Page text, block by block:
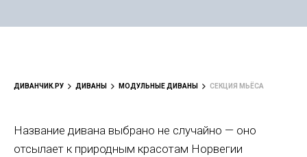
ДИВАНЧИК.РУ ДИВАНЫ МОДУЛЬНЫЕ ДИВАНЫ СЕКЦИЯ МЬЁСА
Название дивана выбрано не случайно — оно
отсылает к природным красотам Норвегии